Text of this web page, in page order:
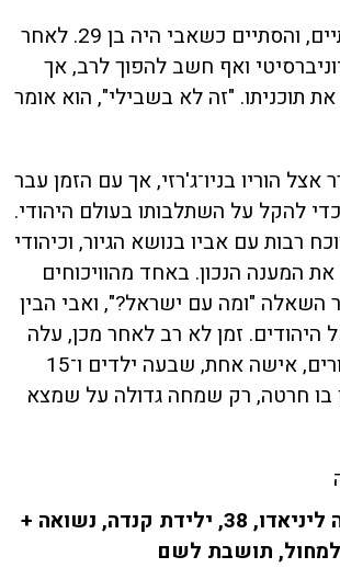
התהליך ארך כשנתיים, והסתיים כשאבי היה בן 29. לאחר
ואף חשב להפוך לרב, אך
את תוכניתו. "זה לא בשבילי", הוא אומר
אצל הוריו בניו־ג'רזי, אך עם הזמן עבר
כדי להקל על השתלבותו בעולם היהודי.
רבות עם אביו בנושא הגיור, וכיהודי
המענה הנכון. באחד מהוויכוחים
השאלה "ומה עם ישראל?", ואבי הבין
זמן לא רב לאחר מכן, עלה
ארצה. ארבעה עשורים, אישה אחת, שבעה ילדים ו־15
בו חרטה, רק שמחה גדולה על שמצא
ברכה מרים שמחה ליניאדו, 38, ילידת קנדה, נשואה +